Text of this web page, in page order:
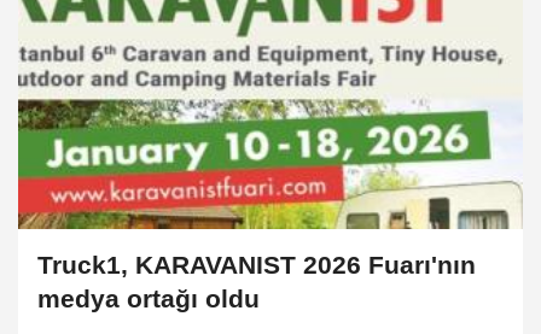
Truck1, KARAVANIST 2026 Fuarı'nın
medya ortağı oldu